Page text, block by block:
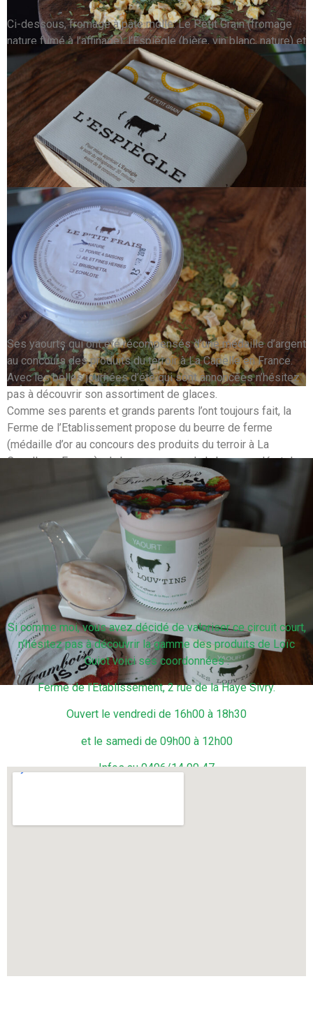
Ci-dessous, fromage à pâte molle: Le Petit Grain (fromage
nature fumé à l’affinage), l’Espiègle (bière, vin blanc, nature) et
le Malicieux (médaille de bronze au concours des produits
du terroir à La Capelle en France).
ci-dessous fromage frais: nature, fines herbes, bruschetta,
échalote
Ses yaourts qui ont été récompensés d’une médaille d’argent
au concours des produits du terroir à La Capelle en France.
Avec les belles journées d’été qui sont annoncées n’hésitez
pas à découvrir son assortiment de glaces.
Comme ses parents et grands parents l’ont toujours fait, la
Ferme de l’Etablissement propose du beurre de ferme
(médaille d’or au concours des produits du terroir à La
Capelle en France) : du beurre sans sel, du beurre salé et du
beurre au sel de Guérande.
ci-dessous ses yaourts
Si comme moi, vous avez décidé de valoriser ce circuit court,
n’hésitez pas à découvrir la gamme des produits de Loïc
Guiot voici ses coordonnées :
Ferme de l’Etablissement, 2 rue de la Haye Sivry.
Ouvert le vendredi de 16h00 à 18h30
et le samedi de 09h00 à 12h00
Infos au 0496/14 90 47